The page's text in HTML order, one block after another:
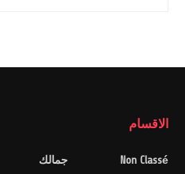
الاقسام
Non Classé
جمالك